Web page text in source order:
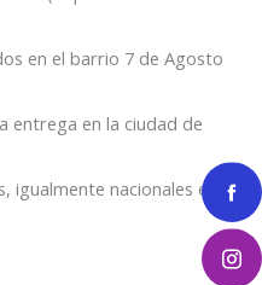
en el barrio 7 de Agosto
entrega en la ciudad de
igualmente nacionales e